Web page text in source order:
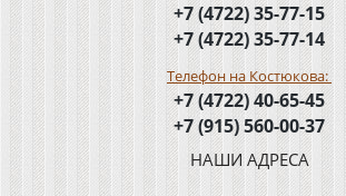
+7 (4722) 35-77-15
+7 (4722) 35-77-14
Телефон на Костюкова:
+7 (4722) 40-65-45
+7 (915) 560-00-37
НАШИ АДРЕСА